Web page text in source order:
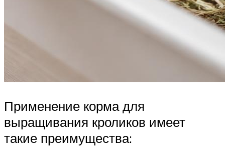
Применение корма для
выращивания кроликов имеет
такие преимущества: